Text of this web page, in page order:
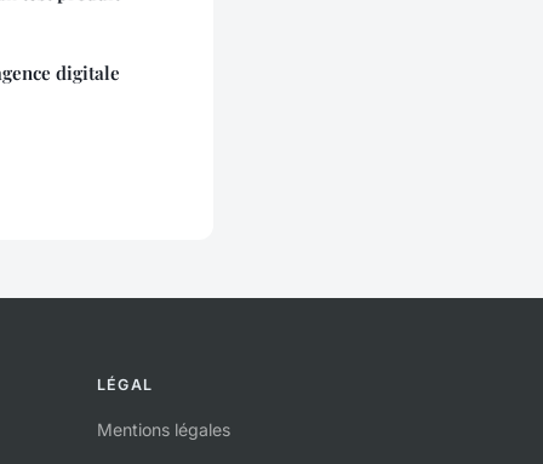
digitale
LÉGAL
Mentions légales